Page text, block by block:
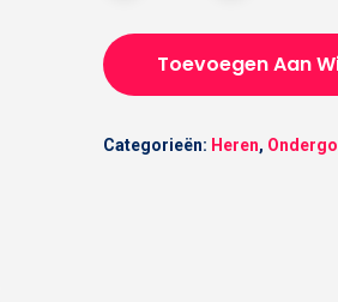
Toevoegen Aan
Categorieën: Heren,